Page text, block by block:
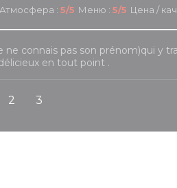
Атмосфера : 5/5 Меню : 5/5 Цена /
connais pas son prénom)qui y
en tout point .
2 3